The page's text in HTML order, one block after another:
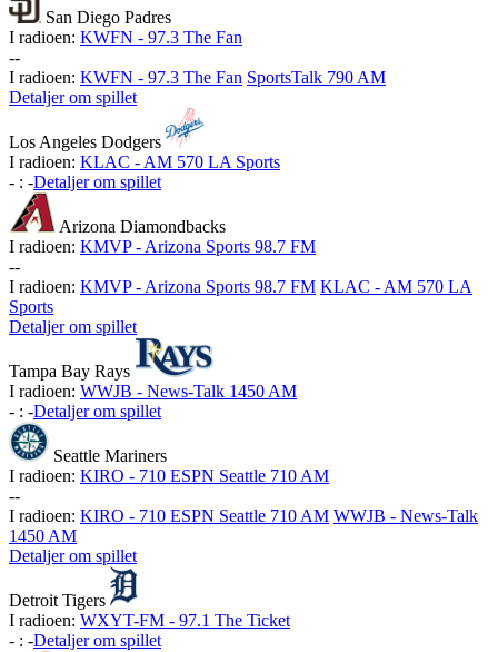
San Diego Padres
I radioen: KWFN - 97.3 The Fan
--
I radioen: KWFN - 97.3 The Fan SportsTalk 790 AM
Detaljer om spillet
Los Angeles Dodgers
I radioen: KLAC - AM 570 LA Sports
- : -Detaljer om spillet
Arizona Diamondbacks
I radioen: KMVP - Arizona Sports 98.7 FM
--
I radioen: KMVP - Arizona Sports 98.7 FM KLAC - AM 570 LA
Sports
Detaljer om spillet
Tampa Bay Rays
I radioen: WWJB - News-Talk 1450 AM
- : -Detaljer om spillet
Seattle Mariners
I radioen: KIRO - 710 ESPN Seattle 710 AM
--
I radioen: KIRO - 710 ESPN Seattle 710 AM WWJB - News-Talk
1450 AM
Detaljer om spillet
Detroit Tigers
I radioen: WXYT-FM - 97.1 The Ticket
- : -Detaljer om spillet